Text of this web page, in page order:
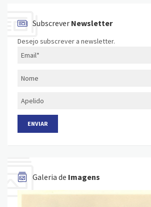
Subscrever Newsletter
Desejo subscrever a newsletter.
Galeria de Imagens